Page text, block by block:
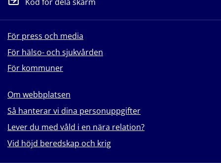
För press och media
För hälso- och sjukvården
För kommuner
Om webbplatsen
Så hanterar vi dina personuppgifter
Lever du med våld i en nära relation?
Vid höjd beredskap och krig